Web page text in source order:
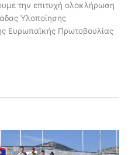
την επιτυχή ολοκλήρωση
Υλοποίησης
Ευρωπαϊκής Πρωτοβουλίας